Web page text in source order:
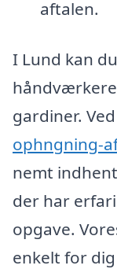
aftalen.
I Lund kan
gardiner.
ophngning-
nemt
der har
opgave.
enkelt for